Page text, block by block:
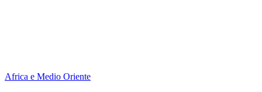
Africa e Medio Oriente